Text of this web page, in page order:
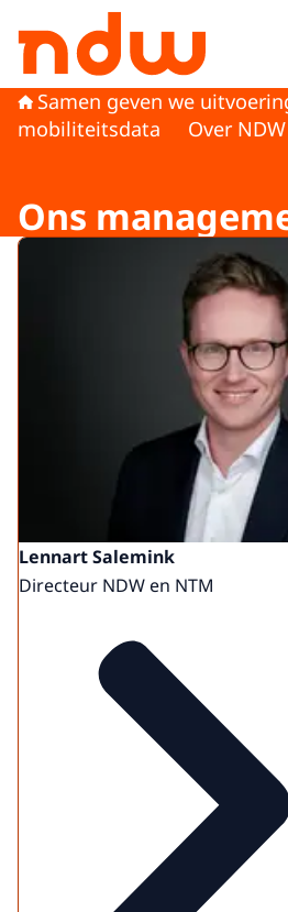
Naar de homepage van
Samen geven we
mobiliteitsdata
Over NDW
Ons
Uitgelicht
Lennart Salemink
Directeur NDW en NTM